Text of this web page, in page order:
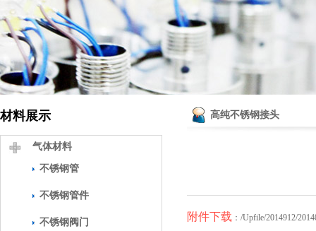
材料展示
气体材料
不锈钢管
不锈钢管件
不锈钢阀门
高纯不锈钢接头
附件下载 ： /Upfile/2014912/